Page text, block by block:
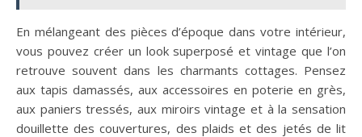
En mélangeant des pièces d’époque dans votre intérieur,
vous pouvez créer un look superposé et vintage que l’on
retrouve souvent dans les charmants cottages. Pensez
aux tapis damassés, aux accessoires en poterie en grès,
aux paniers tressés, aux miroirs vintage et à la sensation
douillette des couvertures, des plaids et des jetés de lit